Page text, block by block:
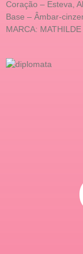
Coração – Esteva,
Base – Âmbar-
MARCA: MATHILDE